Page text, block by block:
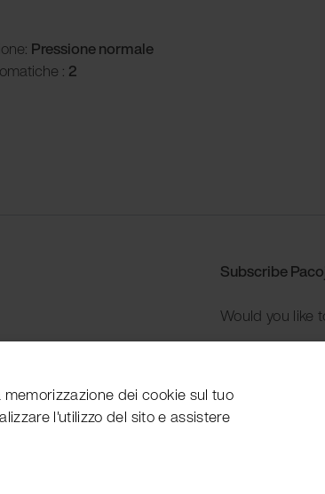
Pressione normale
: 2
Subscribe
Would you like
dei cookie sul tuo
l'utilizzo del sito e assistere